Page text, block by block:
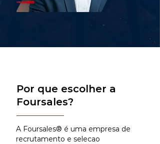
Por que escolher a
Foursales?
A Foursales® é uma empresa de
recrutamento e selecao